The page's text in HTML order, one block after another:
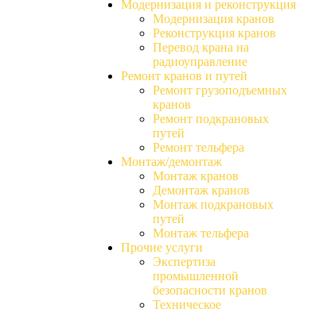
Модернизация и реконструкция
Модернизация кранов
Реконструкция кранов
Перевод крана на
радиоуправление
Ремонт кранов и путей
Ремонт грузоподъемных
кранов
Ремонт подкрановых
путей
Ремонт тельфера
Монтаж/демонтаж
Монтаж кранов
Демонтаж кранов
Монтаж подкрановых
путей
Монтаж тельфера
Прочие услуги
Экспертиза
промышленной
безопасности кранов
Техническое